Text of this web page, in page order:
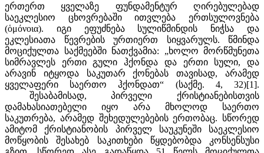
ერთერთ ყველაზე ფუნდამენტურ ღირებულებად
საეკლესიო ცხოვრებაში ითვლება ერთსულოვნება
(ὁμόνοια). იგი ეფუძნება სულიწმინდის ნიჭსა და
ეკლესიათა წევრების ურთიერთ სიყვარულს. წმინდა
მოციქულთა საქმეებში ნათქვამია: „ხოლო მორწმუნეთა
სიმრავლეს ერთი გული ჰქონდა და ერთი სული, და
არავინ იტყოდა საკუთარ ქონებას თავისად, არამედ
ყველაფერი საერთო ჰქონდათ“ (საქმე. 4, 32)[1].
შესაბამისად, პირველი ქრისტიანებისთვის
დამახასიათებელი იყო არა მხოლოდ საერთო
საკუთრება, არამედ შეხედულებების ერთობაც. სწორედ
ამიტომ ქრისტიანობის პირველ საუკუნეში საეკლესიო
მოწყობის შესახებ საკითხები წყდებობდა კონსენსუსი